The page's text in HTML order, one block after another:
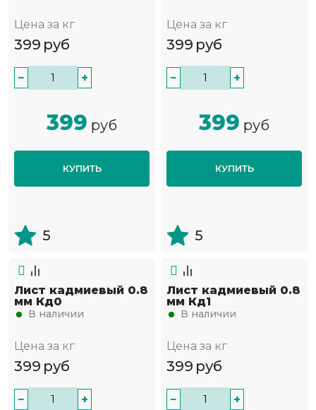
Цена за кг
399 руб
− +
399 руб
КУПИТЬ
5
Цена за кг
399 руб
− +
399 руб
КУПИТЬ
5
Лист кадмиевый 0.8
мм Кд0
В наличии
Цена за кг
399 руб
− +
Лист кадмиевый 0.8
мм Кд1
В наличии
Цена за кг
399 руб
− +